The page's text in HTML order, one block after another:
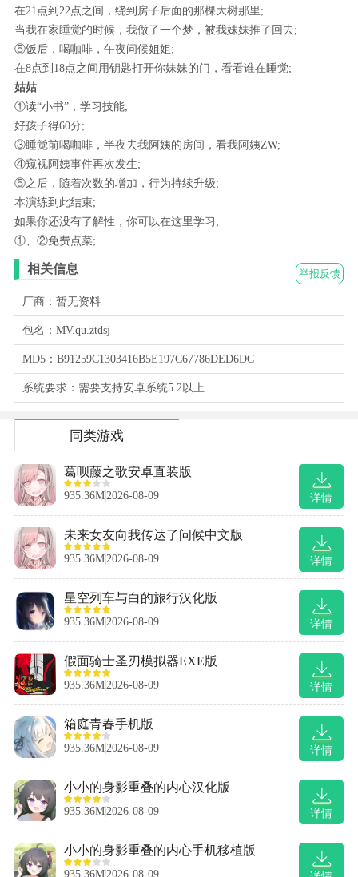
在21点到22点之间，绕到房子后面的那棵大树那里;
当我在家睡觉的时候，我做了一个梦，被我妹妹推了回去;
⑤饭后，喝咖啡，午夜问候姐姐;
在8点到18点之间用钥匙打开你妹妹的门，看看谁在睡觉;
姑姑
①读“小书”，学习技能;
好孩子得60分;
③睡觉前喝咖啡，半夜去我阿姨的房间，看我阿姨ZW;
④窥视阿姨事件再次发生;
⑤之后，随着次数的增加，行为持续升级;
本演练到此结束;
如果你还没有了解性，你可以在这里学习;
①、②免费点菜;
举报反馈
相关信息
厂商：暂无资料
包名：MV.qu.ztdsj
MD5：B91259C1303416B5E197C67786DED6DC
系统要求：需要支持安卓系统5.2以上
同类游戏
详情
葛呗藤之歌安卓直装版
935.36M2026-08-09
详情
未来女友向我传达了问候中文版
935.36M2026-08-09
详情
星空列车与白的旅行汉化版
935.36M2026-08-09
详情
假面骑士圣刃模拟器EXE版
935.36M2026-08-09
详情
箱庭青春手机版
935.36M2026-08-09
详情
小小的身影重叠的内心汉化版
935.36M2026-08-09
小小的身影重叠的内心手机移植版
935.36M2026-08-09